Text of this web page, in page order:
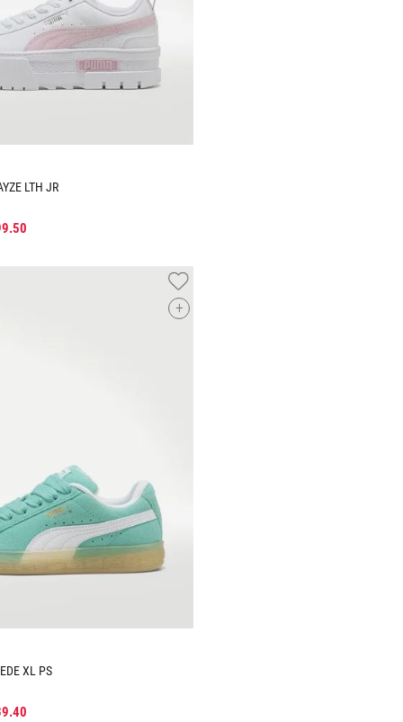
AL CARRITO
AL CARRITO
LTH JR
.50
+
XL PS
.40